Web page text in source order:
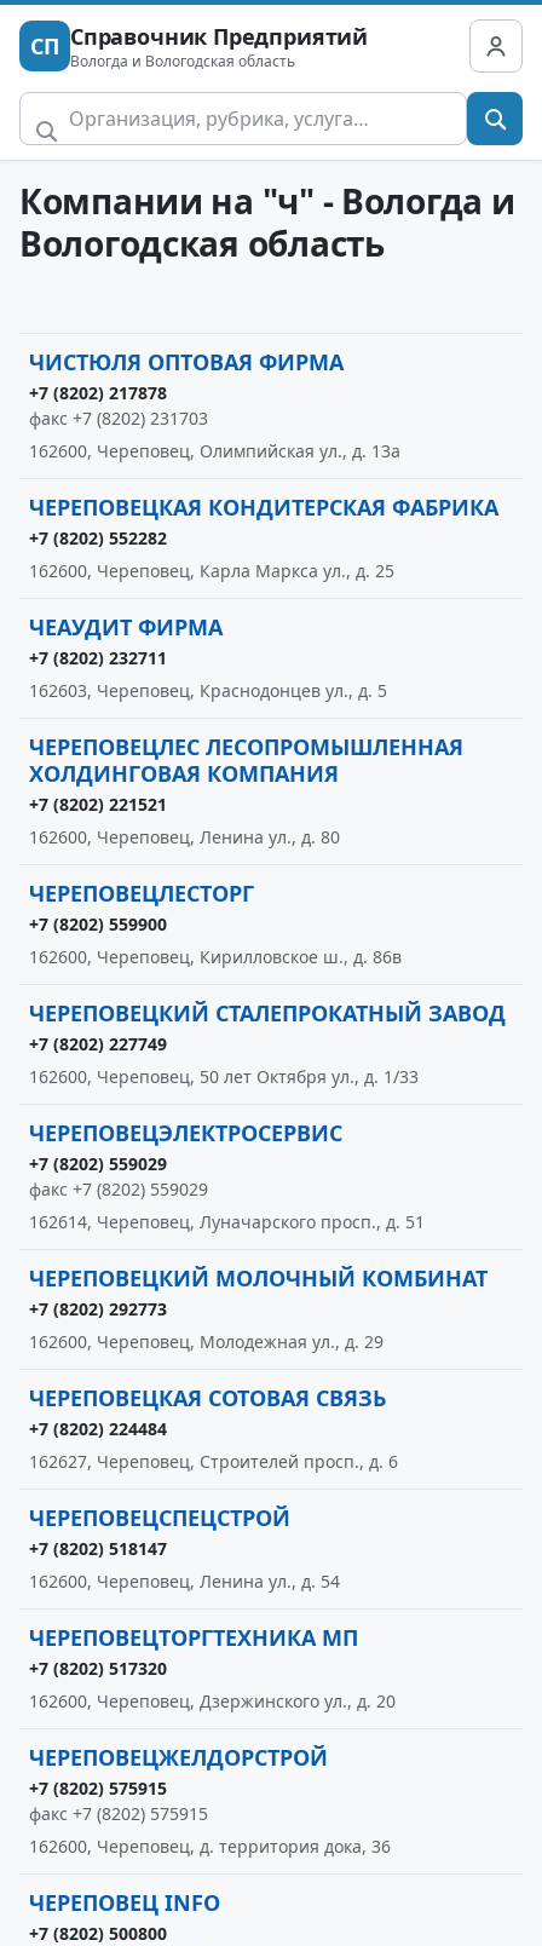
СП Справочник Предприятий
Вологда и Вологодская область
Компании на "ч" - Вологда и
Вологодская область
ЧИСТЮЛЯ ОПТОВАЯ ФИРМА
+7 (8202) 217878
факс +7 (8202) 231703
162600, Череповец, Олимпийская ул., д. 13а
ЧЕРЕПОВЕЦКАЯ КОНДИТЕРСКАЯ ФАБРИКА
+7 (8202) 552282
162600, Череповец, Карла Маркса ул., д. 25
ЧЕАУДИТ ФИРМА
+7 (8202) 232711
162603, Череповец, Краснодонцев ул., д. 5
ЧЕРЕПОВЕЦЛЕС ЛЕСОПРОМЫШЛЕННАЯ
ХОЛДИНГОВАЯ КОМПАНИЯ
+7 (8202) 221521
162600, Череповец, Ленина ул., д. 80
ЧЕРЕПОВЕЦЛЕСТОРГ
+7 (8202) 559900
162600, Череповец, Кирилловское ш., д. 86в
ЧЕРЕПОВЕЦКИЙ СТАЛЕПРОКАТНЫЙ ЗАВОД
+7 (8202) 227749
162600, Череповец, 50 лет Октября ул., д. 1/33
ЧЕРЕПОВЕЦЭЛЕКТРОСЕРВИС
+7 (8202) 559029
факс +7 (8202) 559029
162614, Череповец, Луначарского просп., д. 51
ЧЕРЕПОВЕЦКИЙ МОЛОЧНЫЙ КОМБИНАТ
+7 (8202) 292773
162600, Череповец, Молодежная ул., д. 29
ЧЕРЕПОВЕЦКАЯ СОТОВАЯ СВЯЗЬ
+7 (8202) 224484
162627, Череповец, Строителей просп., д. 6
ЧЕРЕПОВЕЦСПЕЦСТРОЙ
+7 (8202) 518147
162600, Череповец, Ленина ул., д. 54
ЧЕРЕПОВЕЦТОРГТЕХНИКА МП
+7 (8202) 517320
162600, Череповец, Дзержинского ул., д. 20
ЧЕРЕПОВЕЦЖЕЛДОРСТРОЙ
+7 (8202) 575915
факс +7 (8202) 575915
162600, Череповец, д. территория дока, 36
ЧЕРЕПОВЕЦ INFO
+7 (8202) 500800